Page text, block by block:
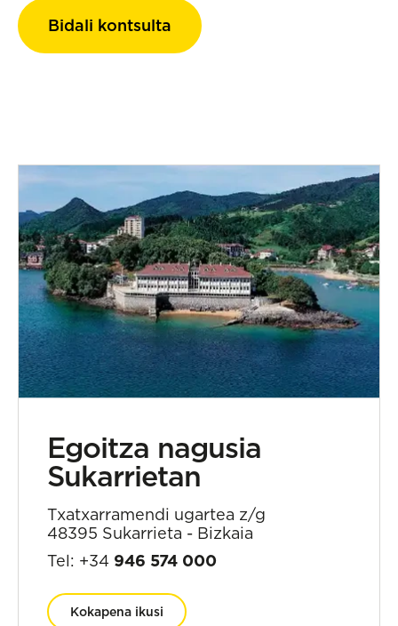
Egoitza nagusia
Sukarrietan
Txatxarramendi ugartea z/g
48395 Sukarrieta - Bizkaia
Tel: +34 946 574 000
Kokapena ikusi